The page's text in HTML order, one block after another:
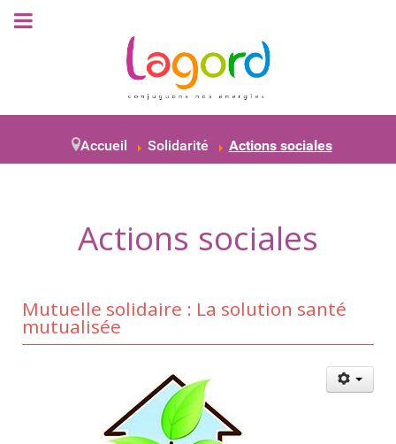
Accueil Solidarité Actions sociales
Actions sociales
Mutuelle solidaire : La solution santé
mutualisée